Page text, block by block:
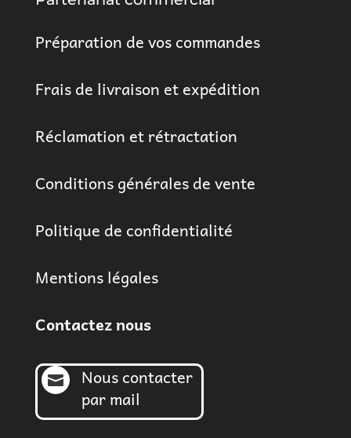
Préparation de vos commandes
Frais de livraison et expédition
Réclamation et rétractation
Conditions générales de vente
Politique de confidentialité
Mentions légales
Contactez nous

Nous contacter
par mail